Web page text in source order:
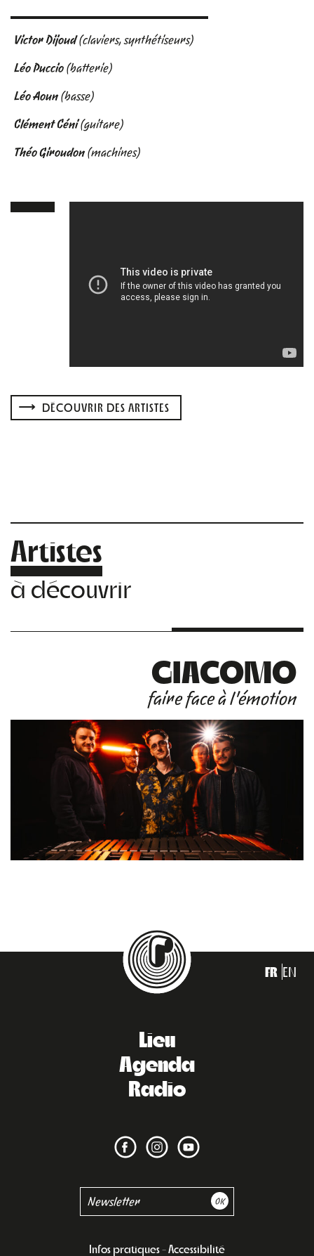
Victor Dijoud(claviers, synthétiseurs)
Léo Puccio (batterie)
Léo Aoun(basse)
Clément Céni(guitare)
Théo Giroudon(machines)
DÉCOUVRIR DES ARTISTES
Artistes
à découvrir
GIACOMO
faire face à l'émotion
FR EN
Lieu
Agenda
Radio
Infos pratiques Accessibilité